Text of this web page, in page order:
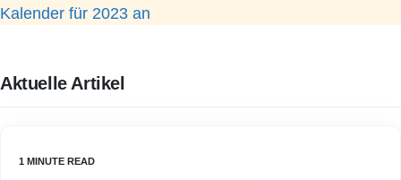
Kalender für 2023 an
Aktuelle Artikel